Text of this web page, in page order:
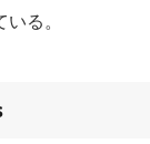
る。